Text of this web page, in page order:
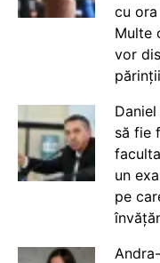
cu
Multe
vor
părinții
să fie
un
pe